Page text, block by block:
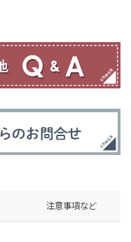
注意事項など